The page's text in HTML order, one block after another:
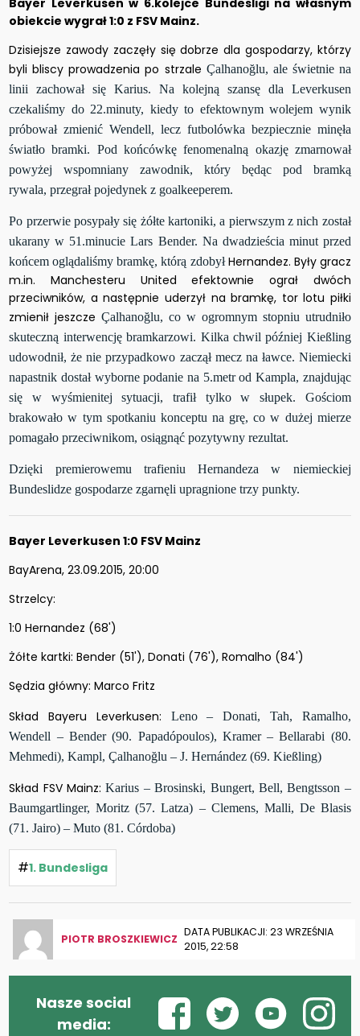
Bayer Leverkusen w 6.kolejce Bundesligi na własnym
obiekcie wygrał 1:0 z FSV Mainz.
Dzisiejsze zawody zaczęły się dobrze dla gospodarzy, którzy
byli bliscy prowadzenia po strzale Çalhanoğlu, ale świetnie na
linii zachował się Karius. Na kolejną szansę dla Leverkusen
czekaliśmy do 22.minuty, kiedy to efektownym wolejem wynik
próbował zmienić Wendell, lecz futbolówka bezpiecznie minęła
światło bramki. Pod końcówkę fenomenalną okazję zmarnował
powyżej wspomniany zawodnik, który będąc pod bramką
rywala, przegrał pojedynek z goalkeeperem.
Po przerwie posypały się żółte kartoniki, a pierwszym z nich został
ukarany w 51.minucie Lars Bender. Na dwadzieścia minut przed
końcem oglądaliśmy bramkę, którą zdobyłHernandez. Były gracz
m.in. Manchesteru United efektownie ograł dwóch
przeciwników, a następnie uderzył na bramkę, tor lotu piłki
zmienił jeszczeÇalhanoğlu, co w ogromnym stopniu utrudniło
skuteczną interwencję bramkarzowi. Kilka chwil później Kießling
udowodnił, że nie przypadkowo zaczął mecz na ławce. Niemiecki
napastnik dostał wyborne podanie na 5.metr od Kampla, znajdując
się w wyśmienitej sytuacji, trafił tylko w słupek. Gościom
brakowało w tym spotkaniu konceptu na grę, co w dużej mierze
pomagało przeciwnikom, osiągnąć pozytywny rezultat.
Dzięki premierowemu trafieniu Hernandeza w niemieckiej
Bundeslidze gospodarze zgarnęli upragnione trzy punkty.
Bayer Leverkusen 1:0 FSV Mainz
BayArena, 23.09.2015, 20:00
Strzelcy:
1:0 Hernandez (68')
Żółte kartki: Bender (51'), Donati (76'), Romalho (84')
Sędzia główny: Marco Fritz
Skład Bayeru Leverkusen:
Leno – Donati, Tah, Ramalho,
Wendell – Bender (90. Papadópoulos), Kramer – Bellarabi (80.
Mehmedi), Kampl, Çalhanoğlu – J. Hernández (69. Kießling)
Skład FSV Mainz:Karius – Brosinski, Bungert, Bell, Bengtsson –
Baumgartlinger, Moritz (57. Latza) – Clemens, Malli, De Blasis
(71. Jairo) – Muto (81. Córdoba)
#1. Bundesliga
PIOTR BROSZKIEWICZ
DATA PUBLIKACJI: 23 WRZEŚNIA
2015, 22:58
Nasze social
media: